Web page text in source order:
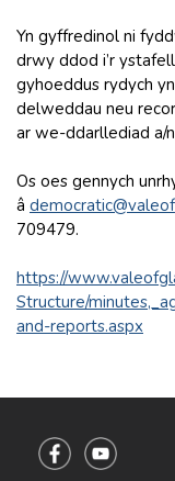
Yn gyffredinol ni
drwy ddod i’r
gyhoeddus rydych
delweddau neu
ar we-ddarllediad a/
Os oes gennych
â
709479.
https://
Structure/
and-reports.aspx